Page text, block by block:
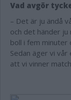
Vad avgör
– Det är ju ändå
och det händer ju
boll i fem minuter
Sedan äger vi
att vi vinner